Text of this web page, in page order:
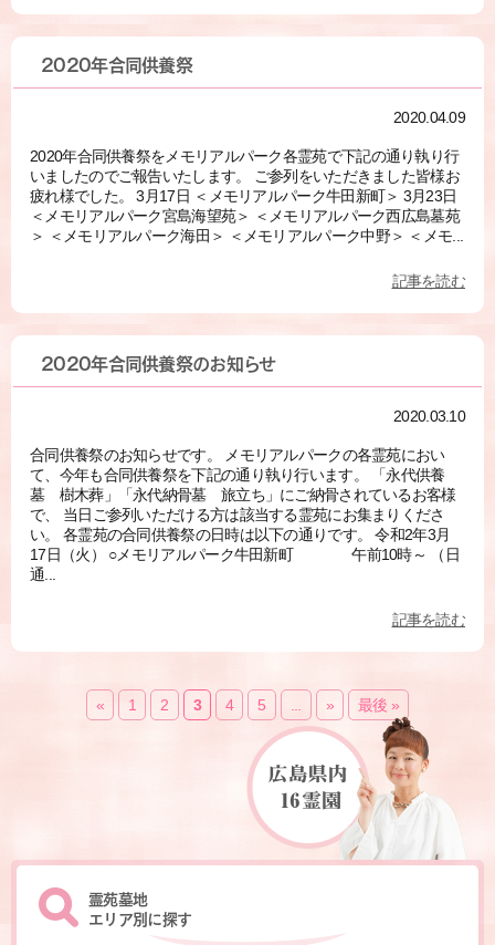
2020年合同供養祭
2020.04.09
2020年合同供養祭をメモリアルパーク各霊苑で下記の通り執り行
いましたのでご報告いたします。 ご参列をいただきました皆様お
疲れ様でした。 3月17日 ＜メモリアルパーク牛田新町＞ 3月23日
＜メモリアルパーク宮島海望苑＞ ＜メモリアルパーク西広島墓苑
＞ ＜メモリアルパーク海田＞ ＜メモリアルパーク中野＞ ＜メモ...
記事を読む
2020年合同供養祭のお知らせ
2020.03.10
合同供養祭のお知らせです。 メモリアルパークの各霊苑におい
て、今年も合同供養祭を下記の通り執り行います。 「永代供養
墓 樹木葬」「永代納骨墓 旅立ち」にご納骨されているお客様
で、 当日ご参列いただける方は該当する霊苑にお集まりくださ
い。 各霊苑の合同供養祭の日時は以下の通りです。 令和2年3月
17日（火） ○メモリアルパーク牛田新町 午前10時～ （日
通...
記事を読む
« 1 2 3 4 5 » 最後 »
霊苑墓地
エリア別に探す